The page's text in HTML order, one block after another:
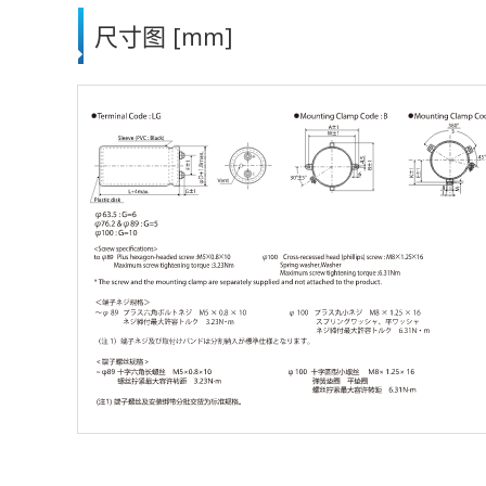
尺寸图 [mm]